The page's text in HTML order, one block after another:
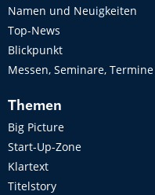
Namen und Neuigkeiten
Top-News
Blickpunkt
Messen, Seminare, Termine
Themen
Big Picture
Start-Up-Zone
Klartext
Titelstory